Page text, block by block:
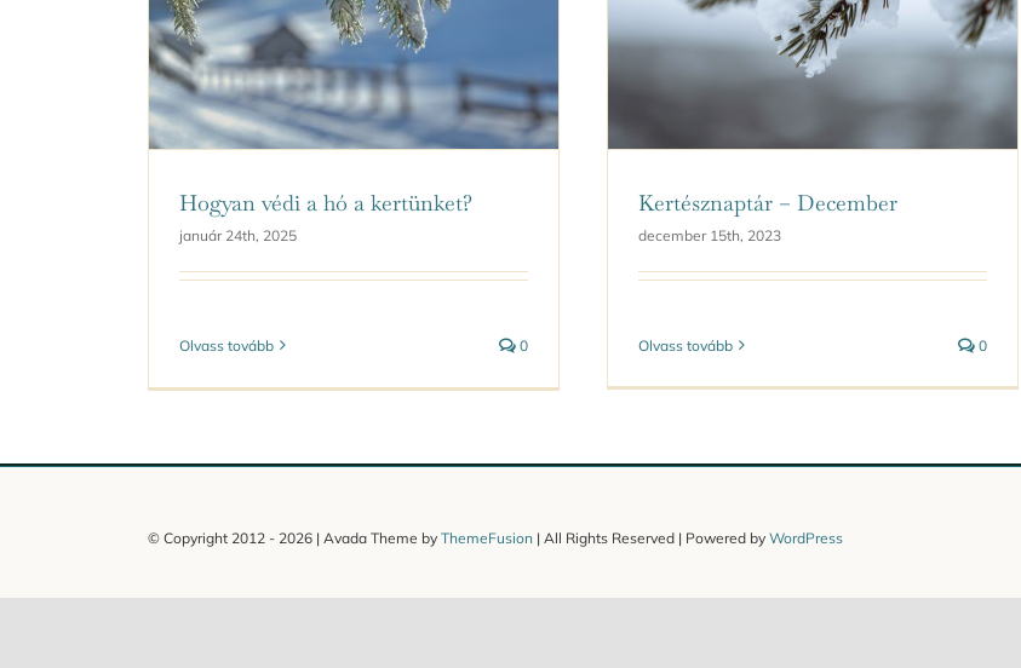
Hogyan védi a hó a kertünket?
január 24th, 2025
Olvass tovább 0
Kertésznaptár – December
december 15th, 2023
Olvass tovább 0
© Copyright 2012 - 2026 | Avada Theme by ThemeFusion | All Rights Reserved | Powered by WordPress